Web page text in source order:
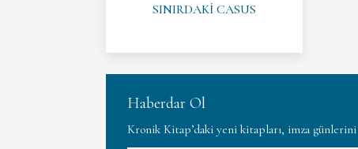
SINIRDAKİ CASUS
Haberdar Ol
Kronik Kitap’daki yeni kitapları, imza